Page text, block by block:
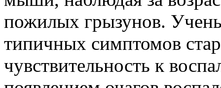
пожилых грызунов.
типичных симптомов
чувствительность к